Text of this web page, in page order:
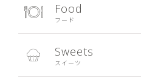
Food
フード
Sweets
スイーツ